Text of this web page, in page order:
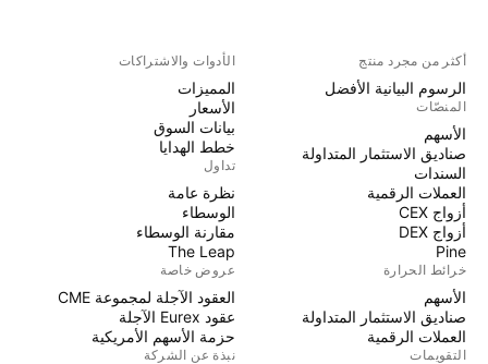
أكثر من مجرد منتج
الرسوم البيانية الأفضل
المنصّات
الأسهم
صناديق الاستثمار المتداولة
السندات
العملات الرقمية
أزواج CEX
أزواج DEX
Pine
خرائط الحرارة
الأسهم
صناديق الاستثمار المتداولة
العملات الرقمية
التقويمات
الأدوات والاشتراكات
المميزات
الأسعار
بيانات السوق
خطط الهدايا
تداول
نظرة عامة
الوسطاء
مقارنة الوسطاء
The Leap
عروض خاصة
العقود الآجلة لمجموعة CME
عقود Eurex الآجلة
حزمة الأسهم الأمريكية
نبذة عن الشركة